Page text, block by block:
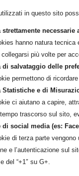
in questo sito
strettamente necessarie
hanno natura tecnica
più volte per
di salvataggio delle
permettono di
Statistiche e di
ci aiutano a capire,
trascorso sul sito,
di social media (es:
di terza parte
e l’autenticazione sul
del “+1″ su G+.